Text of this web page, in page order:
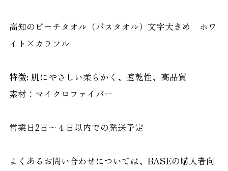
高知のビーチタオル（バスタオル）文字大きめ ホワ
イト×カラフル
特徴: 肌にやさしい柔らかく、速乾性、高品質
素材：マイクロファイバー
営業日2日〜４日以内での発送予定
よくあるお問い合わせについては、BASEの購入者向